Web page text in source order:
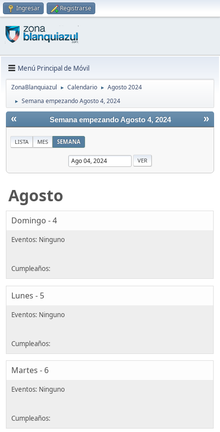
Ingresar Registrarse
Menú Principal de Móvil
ZonaBlanquiazul ► Calendario ► Agosto 2024
► Semana empezando Agosto 4, 2024
« »
Semana empezando Agosto 4, 2024
LISTA MES SEMANA
Agosto
Domingo - 4
Lunes - 5
Martes - 6